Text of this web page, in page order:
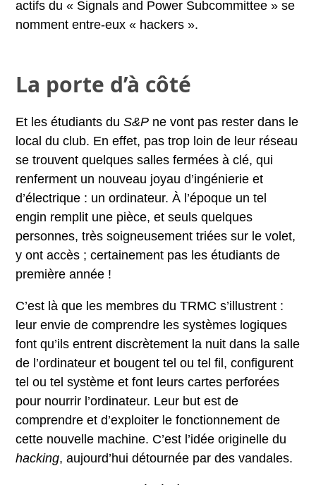
actifs du « Signals and Power Subcommittee » se
nomment entre-eux « hackers ».
La porte d’à côté
Et les étudiants du S&P ne vont pas rester dans le
local du club. En effet, pas trop loin de leur réseau
se trouvent quelques salles fermées à clé, qui
renferment un nouveau joyau d’ingénierie et
d’électrique : un ordinateur. À l’époque un tel
engin remplit une pièce, et seuls quelques
personnes, très soigneusement triées sur le volet,
y ont accès ; certainement pas les étudiants de
première année !
C’est là que les membres du TRMC s’illustrent :
leur envie de comprendre les systèmes logiques
font qu’ils entrent discrètement la nuit dans la salle
de l’ordinateur et bougent tel ou tel fil, configurent
tel ou tel système et font leurs cartes perforées
pour nourrir l’ordinateur. Leur but est de
comprendre et d’exploiter le fonctionnement de
cette nouvelle machine. C’est l’idée originelle du
hacking, aujourd’hui détournée par des vandales.